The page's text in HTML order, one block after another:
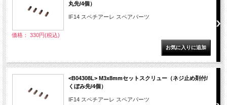
丸先/4個）
IF14 スペチアーレ スペアパーツ
価格： 330円(税込)
<B04308L> M3x8mmセットスクリュー（ネジ止め剤付/
くぼみ先/4個）
IF14 スペチアーレ スペアパーツ